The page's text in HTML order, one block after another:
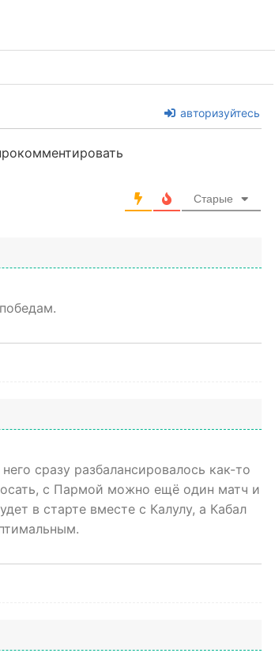
авторизуйтесь
Старые
сразу разбалансировалось как-то
с Пармой можно ещё один матч и
в старте вместе с Калулу, а Кабал